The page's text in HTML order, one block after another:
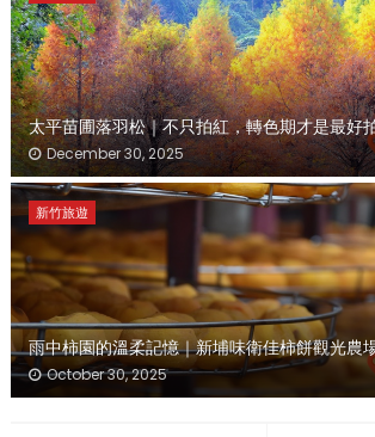
太平苗圃落羽松｜不只拍紅，轉色期才是最好
December 30, 2025
新竹旅遊
雨中柿園的溫柔記憶｜新埔味衛佳柿餅觀光農
October 30, 2025